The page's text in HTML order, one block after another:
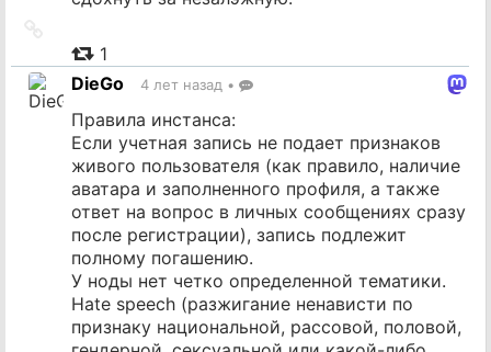
источник
1
DieGo
4 лет назад •
Правила инстанса:
Если учетная запись не подает признаков
живого пользователя (как правило, наличие
аватара и заполненного профиля, а также
ответ на вопрос в личных сообщениях сразу
после регистрации), запись подлежит
полному погашению.
У ноды нет четко определенной тематики.
Hate speech (разжигание ненависти по
признаку национальной, рассовой, половой,